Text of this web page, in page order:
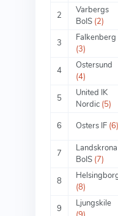
2
Varbergs
BoIS (2)
3
Falkenberg
(3)
4
Ostersund
(4)
5
United IK
Nordic (5)
6
Osters IF (6)
7
Landskrona
BoIS (7)
8
(8)
9
Ljungskile